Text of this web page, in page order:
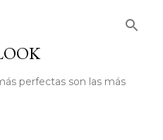
perfectas son las más